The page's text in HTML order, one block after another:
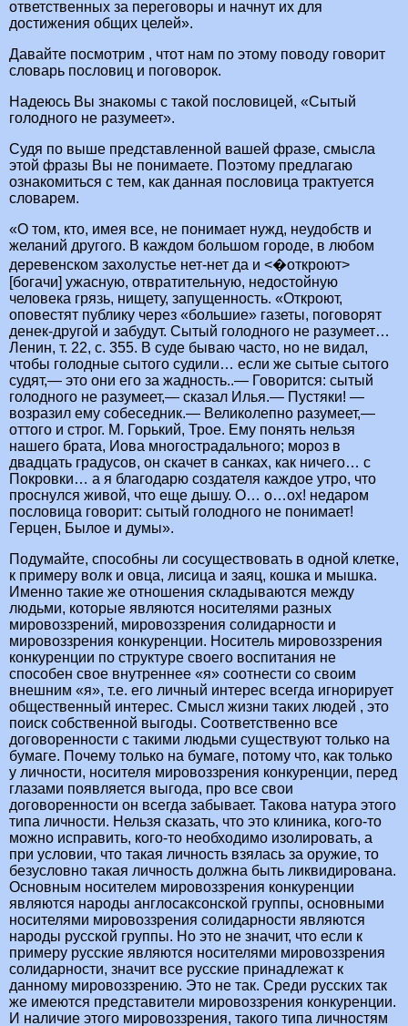
ответственных за переговоры и начнут их для
достижения общих целей».
Давайте посмотрим , чтот нам по этому поводу говорит
словарь пословиц и поговорок.
Надеюсь Вы знакомы с такой пословицей, «Сытый
голодного не разумеет».
Судя по выше представленной вашей фразе, смысла
этой фразы Вы не понимаете. Поэтому предлагаю
ознакомиться с тем, как данная пословица трактуется
словарем.
«О том, кто, имея все, не понимает нужд, неудобств и
желаний другого. В каждом большом городе, в любом
деревенском захолустье нет-нет да и <�откроют>
[богачи] ужасную, отвратительную, недостойную
человека грязь, нищету, запущенность. «Откроют,
оповестят публику через «большие» газеты, поговорят
денек-другой и забудут. Сытый голодного не разумеет…
Ленин, т. 22, с. 355. В суде бываю часто, но не видал,
чтобы голодные сытого судили… если же сытые сытого
судят,— это они его за жадность..— Говорится: сытый
голодного не разумеет,— сказал Илья.— Пустяки! —
возразил ему собеседник.— Великолепно разумеет,—
оттого и строг. М. Горький, Трое. Ему понять нельзя
нашего брата, Иова многострадального; мороз в
двадцать градусов, он скачет в санках, как ничего… с
Покровки… а я благодарю создателя каждое утро, что
проснулся живой, что еще дышу. О… о…ох! недаром
пословица говорит: сытый голодного не понимает!
Герцен, Былое и думы».
Подумайте, способны ли сосуществовать в одной клетке,
к примеру волк и овца, лисица и заяц, кошка и мышка.
Именно такие же отношения складываются между
людьми, которые являются носителями разных
мировоззрений, мировоззрения солидарности и
мировоззрения конкуренции. Носитель мировоззрения
конкуренции по структуре своего воспитания не
способен свое внутреннее «я» соотнести со своим
внешним «я», т.е. его личный интерес всегда игнорирует
общественный интерес. Смысл жизни таких людей , это
поиск собственной выгоды. Соответственно все
договоренности с такими людьми существуют только на
бумаге. Почему только на бумаге, потому что, как только
у личности, носителя мировоззрения конкуренции, перед
глазами появляется выгода, про все свои
договоренности он всегда забывает. Такова натура этого
типа личности. Нельзя сказать, что это клиника, кого-то
можно исправить, кого-то необходимо изолировать, а
при условии, что такая личность взялась за оружие, то
безусловно такая личность должна быть ликвидирована.
Основным носителем мировоззрения конкуренции
являются народы англосаксонской группы, основными
носителями мировоззрения солидарности являются
народы русской группы. Но это не значит, что если к
примеру русские являются носителями мировоззрения
солидарности, значит все русские принадлежат к
данному мировоззрению. Это не так. Среди русских так
же имеются представители мировоззрения конкуренции.
И наличие этого мировоззрения, такого типа личностям